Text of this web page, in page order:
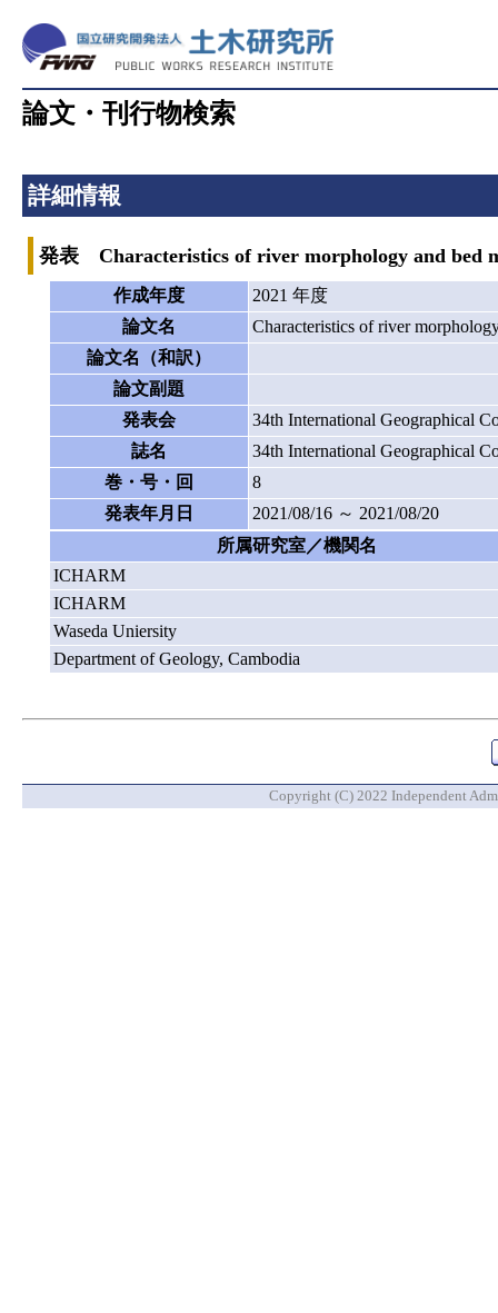
論文・刊行物検索
詳細情報
発表 Characteristics of river morphology and bed
作成年度
2021 年度
論文名
Characteristics of river
論文名（和訳）
論文副題
発表会
34th International Geographical
誌名
34th International Geographical
巻・号・回
8
発表年月日
2021/08/16 ～ 2021/08/20
所属研究室／機関名
ICHARM
ICHARM
Waseda Uniersity
Department of Geology, Cambodia
Copyright (C) 2022 Independent